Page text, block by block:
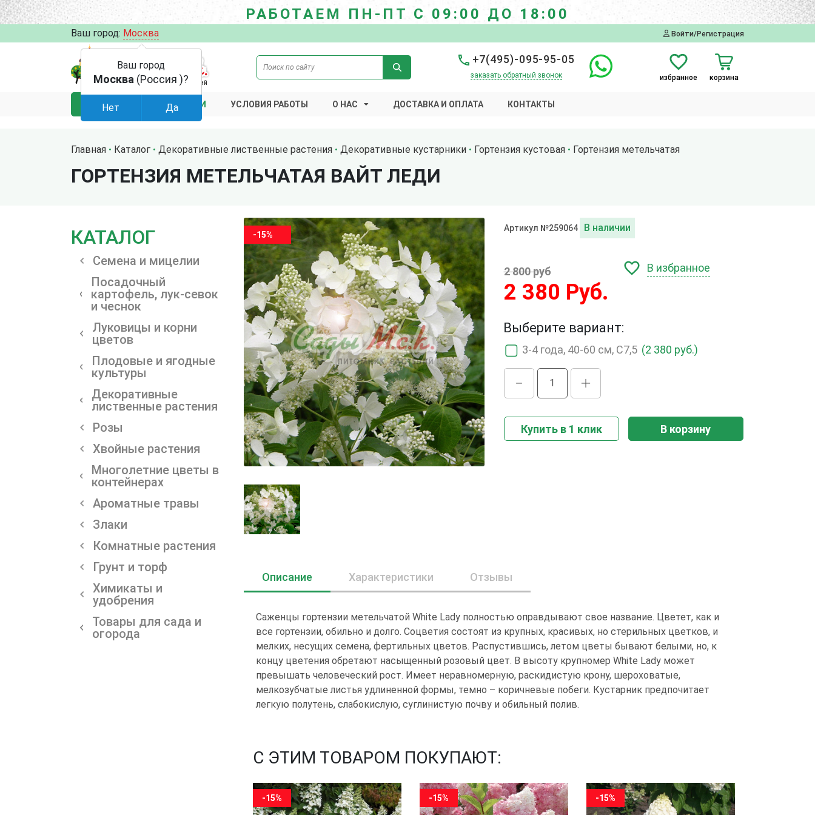
РАБОТАЕМ ПН-ПТ С 09:00 ДО 18:00
Ваш город: Москва Войти/Регистрация
+7(495)-095-95-05
заказать обратный звонок избранное корзина
КАТАЛОГ АКЦИИ УСЛОВИЯ РАБОТЫ О НАС ДОСТАВКА И ОПЛАТА КОНТАКТЫ
Главная Каталог Декоративные лиственные растения Декоративные кустарники Гортензия кустовая Гортензия метельчатая
ГОРТЕНЗИЯ МЕТЕЛЬЧАТАЯ ВАЙТ ЛЕДИ
КАТАЛОГ
Семена и мицелии
Посадочный
картофель, лук-севок
и чеснок
Луковицы и корни
цветов
Плодовые и ягодные
культуры
Декоративные
лиственные растения
Розы
Хвойные растения
Многолетние цветы в
контейнерах
Ароматные травы
Злаки
Комнатные растения
Грунт и торф
Химикаты и
удобрения
Товары для сада и
огорода
-15%
Артикул №259064 В наличии
2 800 руб
2 380 Руб.
В избранное
Выберите вариант:
3-4 года, 40-60 см, С7,5 (2 380 руб.)
Купить в 1 клик В корзину
Описание Характеристики Отзывы
Саженцы гортензии метельчатой White Lady полностью оправдывают свое название. Цветет, как и
все гортензии, обильно и долго. Соцветия состоят из крупных, красивых, но стерильных цветков, и
мелких, несущих семена, фертильных цветов. Распустившись, летом цветы бывают белыми, но, к
концу цветения обретают насыщенный розовый цвет. В высоту крупномер White Lady может
превышать человеческий рост. Имеет неравномерную, раскидистую крону, шероховатые,
мелкозубчатые листья удлиненной формы, темно – коричневые побеги. Кустарник предпочитает
легкую полутень, слабокислую, суглинистую почву и обильный полив.
С ЭТИМ ТОВАРОМ ПОКУПАЮТ:
-15% -15% -15%
Ваш город
Москва (Россия )?
Нет Да